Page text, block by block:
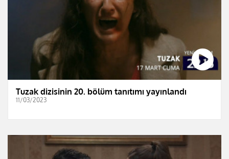
Tuzak dizisinin 20. bölüm tanıtımı yayınlandı
11/03/2023